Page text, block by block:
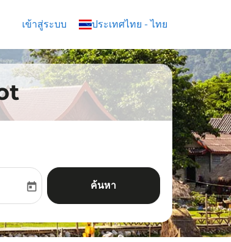
เข้าสู่ระบบ ประเทศไทย - ไทย
keyboard_arrow_down
date-aria-label
today ค้นหา